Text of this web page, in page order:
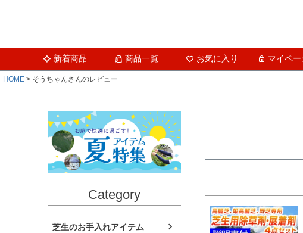
新着商品 商品一覧 お気に入り マイペー
HOME そうちゃんさんのレビュー
Category
芝生のお手入れアイテム